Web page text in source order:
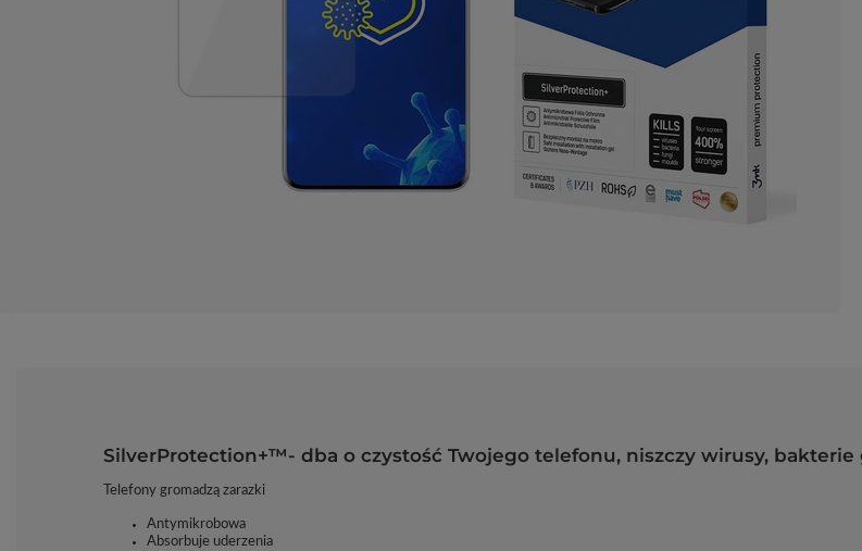
SilverProtection+™- dba o czystość Twojego telefonu, niszczy wirusy, bakterie
Telefony gromadzą zarazki
Antymikrobowa
Absorbuje uderzenia